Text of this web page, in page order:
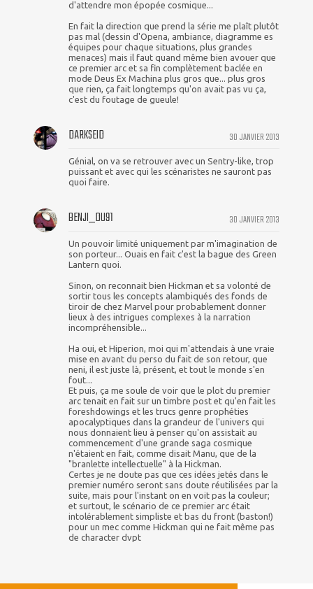
d'attendre mon épopée cosmique...
En fait la direction que prend la série me plaît plutôt
pas mal (dessin d'Opena, ambiance, diagramme es
équipes pour chaque situations, plus grandes
menaces) mais il faut quand même bien avouer que
ce premier arc et sa fin complètement baclée en
mode Deus Ex Machina plus gros que... plus gros
que rien, ça fait longtemps qu'on avait pas vu ça,
c'est du foutage de gueule!
30 JANVIER 2013
DARKSEID
Génial, on va se retrouver avec un Sentry-like, trop
puissant et avec qui les scénaristes ne sauront pas
quoi faire.
30 JANVIER 2013
BENJI_DU91
Un pouvoir limité uniquement par m'imagination de
son porteur... Ouais en fait c'est la bague des Green
Lantern quoi.
Sinon, on reconnait bien Hickman et sa volonté de
sortir tous les concepts alambiqués des fonds de
tiroir de chez Marvel pour probablement donner
lieux à des intrigues complexes à la narration
incompréhensible...
Ha oui, et Hiperion, moi qui m'attendais à une vraie
mise en avant du perso du fait de son retour, que
neni, il est juste là, présent, et tout le monde s'en
fout...
Et puis, ça me soule de voir que le plot du premier
arc tenait en fait sur un timbre post et qu'en fait les
foreshdowings et les trucs genre prophéties
apocalyptiques dans la grandeur de l'univers qui
nous donnaient lieu à penser qu'on assistait au
commencement d'une grande saga cosmique
n'étaient en fait, comme disait Manu, que de la
"branlette intellectuelle" à la Hickman.
Certes je ne doute pas que ces idées jetés dans le
premier numéro seront sans doute réutilisées par la
suite, mais pour l'instant on en voit pas la couleur;
et surtout, le scénario de ce premier arc était
intolérablement simpliste et bas du front (baston!)
pour un mec comme Hickman qui ne fait même pas
de character dvpt